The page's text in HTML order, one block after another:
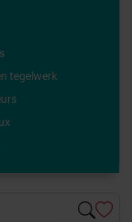
tegelwerk